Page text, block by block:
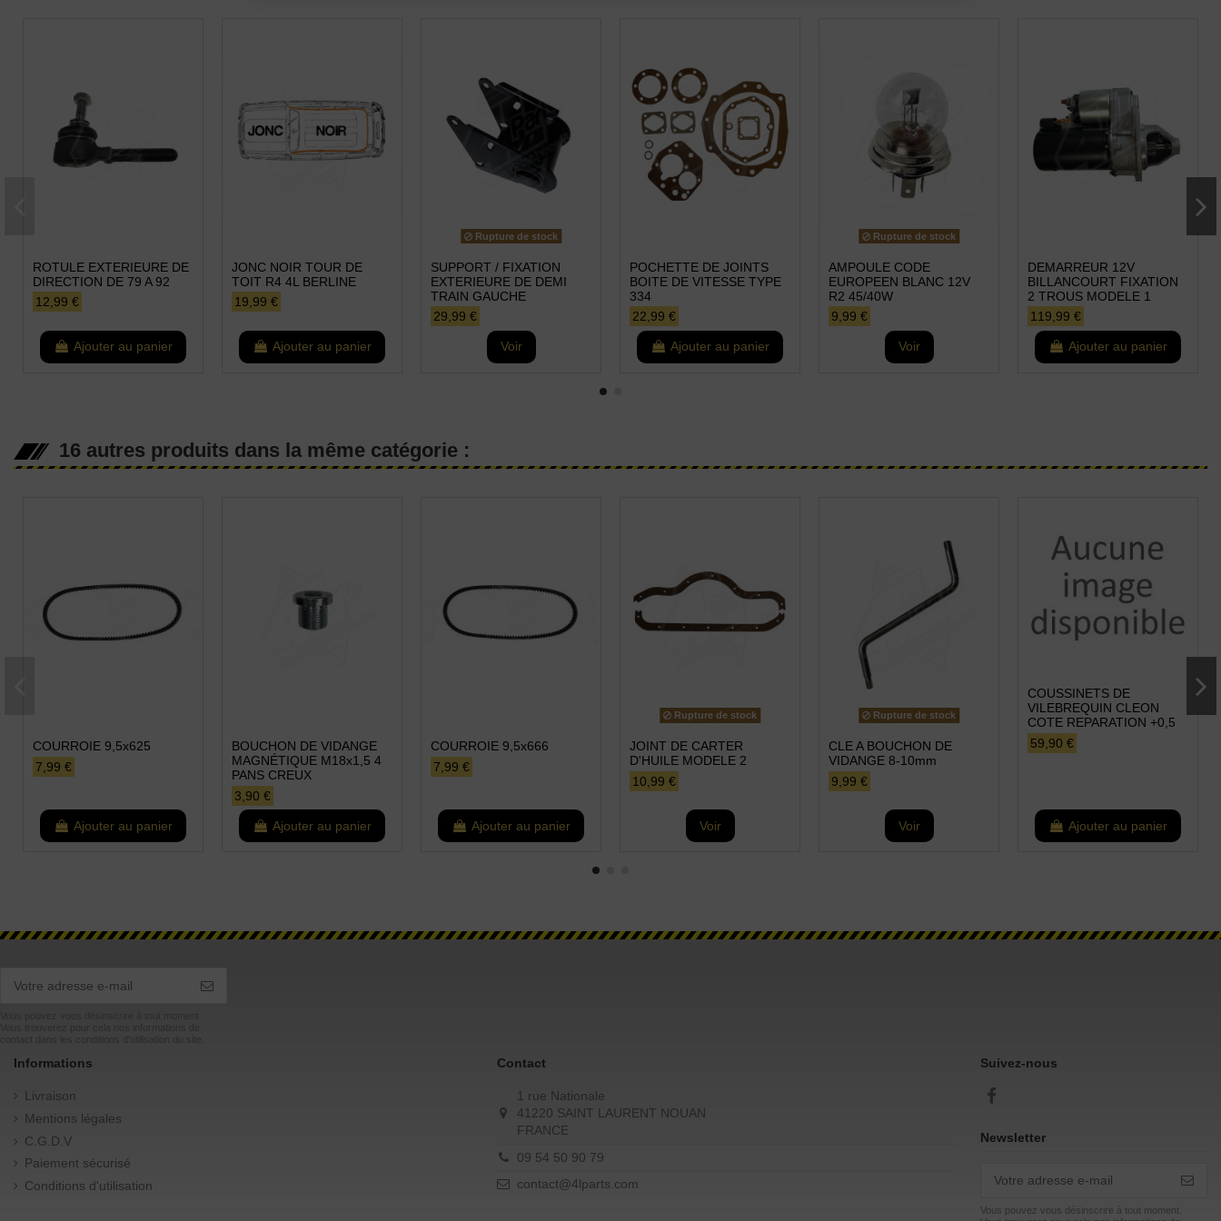
ROTULE EXTERIEURE DE
DIRECTION DE 79 A 92
12,99 €
Ajouter au panier
JONC NOIR TOUR DE
TOIT R4 4L BERLINE
19,99 €
Ajouter au panier
Rupture de stock
SUPPORT / FIXATION
EXTERIEURE DE DEMI
TRAIN GAUCHE
29,99 €
Voir
POCHETTE DE JOINTS
BOITE DE VITESSE TYPE
334
22,99 €
Ajouter au panier
Rupture de stock
AMPOULE CODE
EUROPEEN BLANC 12V
R2 45/40W
9,99 €
Voir
DEMARREUR 12V
BILLANCOURT FIXATION
2 TROUS MODELE 1
119,99 €
Ajouter au panier
16 autres produits dans la même catégorie :
COURROIE 9,5x625
7,99 €
Ajouter au panier
BOUCHON DE VIDANGE
MAGNÉTIQUE M18x1,5 4
PANS CREUX
3,90 €
Ajouter au panier
COURROIE 9,5x666
7,99 €
Ajouter au panier
Rupture de stock
JOINT DE CARTER
D'HUILE MODELE 2
10,99 €
Voir
Rupture de stock
CLE A BOUCHON DE
VIDANGE 8-10mm
9,99 €
Voir
COUSSINETS DE
VILEBREQUIN CLEON
COTE REPARATION +0,5
59,90 €
Ajouter au panier
Informations
Livraison
Mentions légales
C.G.D.V
Paiement sécurisé
Conditions d'utilisation
Contact
1 rue Nationale
41220 SAINT LAURENT NOUAN
FRANCE
09 54 50 90 79
contact@4lparts.com
Suivez-nous
Newsletter
Vous pouvez vous désinscrire à tout moment.